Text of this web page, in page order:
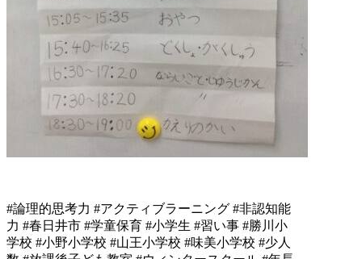
#論理的思考力 #アクティブラーニング #非認知能
力 #春日井市 #学童保育 #小学生 #習い事 #勝川小
学校 #小野小学校 #山王小学校 #味美小学校 #少人